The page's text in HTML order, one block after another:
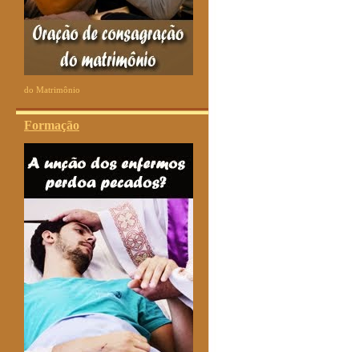
do Matrimônio
Formação